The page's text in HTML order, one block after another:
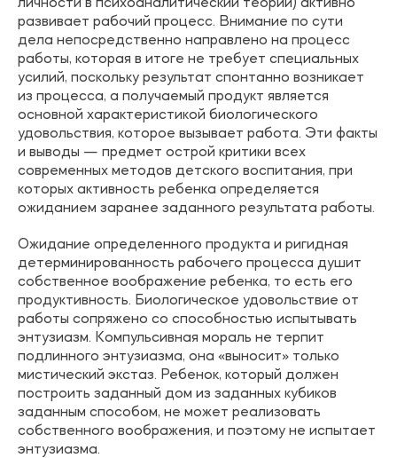
развивает рабочий процесс. Внимание по сути
дела непосредственно направлено на процесс
работы, которая в итоге не требует специальных
усилий, поскольку результат спонтанно возникает
из процесса, а получаемый продукт является
основной характеристикой биологического
удовольствия, которое вызывает работа. Эти факты
и выводы — предмет острой критики всех
современных методов детского воспитания, при
которых активность ребенка определяется
ожиданием заранее заданного результата работы.
Ожидание определенного продукта и ригидная
детерминированность рабочего процесса душит
собственное воображение ребенка, то есть его
продуктивность. Биологическое удовольствие от
работы сопряжено со способностью испытывать
энтузиазм. Компульсивная мораль не терпит
подлинного энтузиазма, она «выносит» только
мистический экстаз. Ребенок, который должен
построить заданный дом из заданных кубиков
заданным способом, не может реализовать
собственного воображения, и поэтому не испытает
энтузиазма.